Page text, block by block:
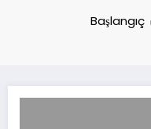
Başlangıç